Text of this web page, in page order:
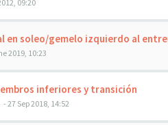
09:20
en soleo/gemelo izquierdo al
2019, 10:23
inferiores y transición
- 27 Sep 2018, 14:52